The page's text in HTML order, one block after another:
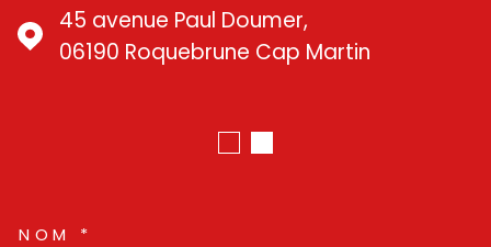
45 avenue Paul Doumer,
06190 Roquebrune Cap Martin
NOM *